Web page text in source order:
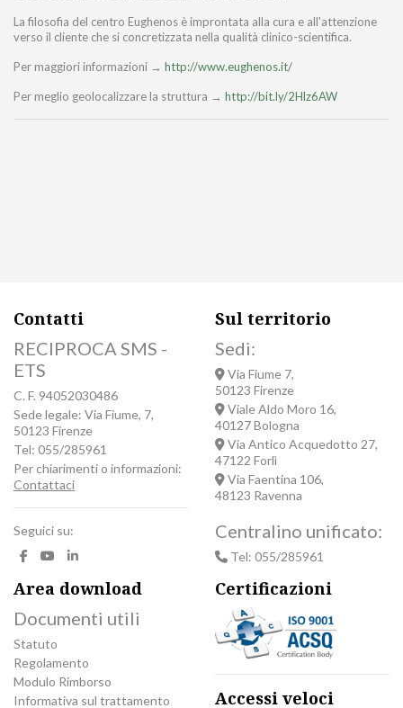
La filosofia del centro Eughenos è improntata alla cura e all'attenzione
verso il cliente che si concretizzata nella qualità clinico-scientifica.
Per maggiori informazioni → http://www.eughenos.it/
Per meglio geolocalizzare la struttura → http://bit.ly/2Hlz6AW
Contatti
RECIPROCA SMS -
ETS
C. F. 94052030486
Sede legale: Via Fiume, 7,
50123 Firenze
Tel: 055/285961
Per chiarimenti o informazioni:
Contattaci
Seguici su:
Sul territorio
Sedi:
Via Fiume 7,
50123 Firenze
Viale Aldo Moro 16,
40127 Bologna
Via Antico Acquedotto 27,
47122 Forlì
Via Faentina 106,
48123 Ravenna
Centralino unificato:
Tel: 055/285961
Area download
Documenti utili
Statuto
Regolamento
Modulo Rimborso
Informativa sul trattamento
Certificazioni
Accessi veloci